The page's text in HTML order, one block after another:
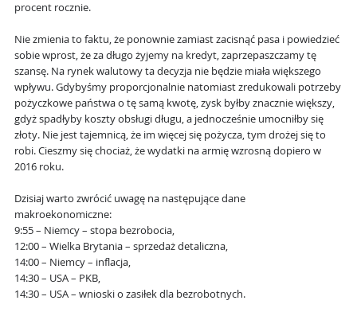
procent rocznie.
Nie zmienia to faktu, że ponownie zamiast zacisnąć pasa i powiedzieć
sobie wprost, że za długo żyjemy na kredyt, zaprzepaszczamy tę
szansę. Na rynek walutowy ta decyzja nie będzie miała większego
wpływu. Gdybyśmy proporcjonalnie natomiast zredukowali potrzeby
pożyczkowe państwa o tę samą kwotę, zysk byłby znacznie większy,
gdyż spadłyby koszty obsługi długu, a jednocześnie umocniłby się
złoty. Nie jest tajemnicą, że im więcej się pożycza, tym drożej się to
robi. Cieszmy się chociaż, że wydatki na armię wzrosną dopiero w
2016 roku.
Dzisiaj warto zwrócić uwagę na następujące dane
makroekonomiczne:
9:55 – Niemcy – stopa bezrobocia,
12:00 – Wielka Brytania – sprzedaż detaliczna,
14:00 – Niemcy – inflacja,
14:30 – USA – PKB,
14:30 – USA – wnioski o zasiłek dla bezrobotnych.